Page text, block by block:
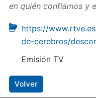
en quién confiamos y
https://
de-cerebros/
Emisión TV
Volver